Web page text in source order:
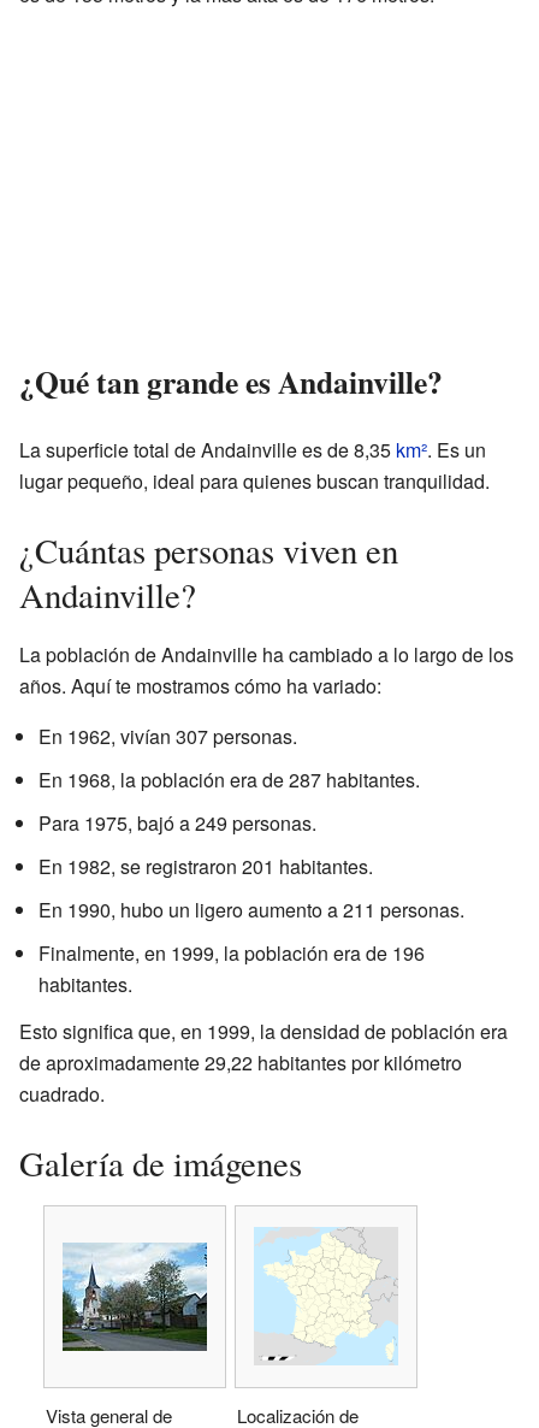
¿Qué tan grande es Andainville?
La superficie total de Andainville es de 8,35 km². Es un
lugar pequeño, ideal para quienes buscan tranquilidad.
¿Cuántas personas viven en
Andainville?
La población de Andainville ha cambiado a lo largo de los
años. Aquí te mostramos cómo ha variado:
En 1962, vivían 307 personas.
En 1968, la población era de 287 habitantes.
Para 1975, bajó a 249 personas.
En 1982, se registraron 201 habitantes.
En 1990, hubo un ligero aumento a 211 personas.
Finalmente, en 1999, la población era de 196
habitantes.
Esto significa que, en 1999, la densidad de población era
de aproximadamente 29,22 habitantes por kilómetro
cuadrado.
Galería de imágenes
Vista general de
Localización de